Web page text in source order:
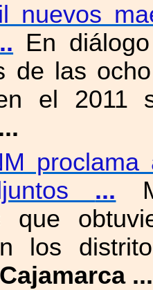
nuevos
En
de las
el 2011
...
...
que
los
Cajamarca ...